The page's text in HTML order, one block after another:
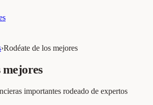
›Rodéate de los mejores
mejores
importantes rodeado de expertos